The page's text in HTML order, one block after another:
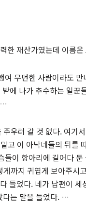
한 재산가였는데 이름
무던한 사람이라도 만
밭에 나가 추수하는 일꾼
…
우러 갈 것 없다. 여기
고 이 아낙네들의 뒤를
들이 항아리에 길어다 둔
까지 귀엽게 보아주시
들었다. 네가 남편이 세
는 말을 들었다. …